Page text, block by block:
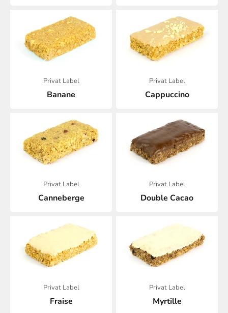
Privat Label
Banane
Privat Label
Cappuccino
Privat Label
Canneberge
Privat Label
Double Cacao
Privat Label
Fraise
Privat Label
Myrtille